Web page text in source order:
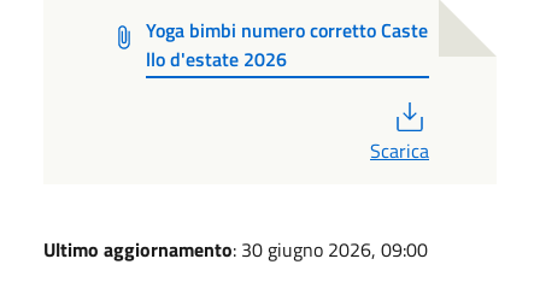
Yoga bimbi numero corretto Caste
llo d'estate 2026
Scarica
Ultimo aggiornamento: 30 giugno 2026, 09:00